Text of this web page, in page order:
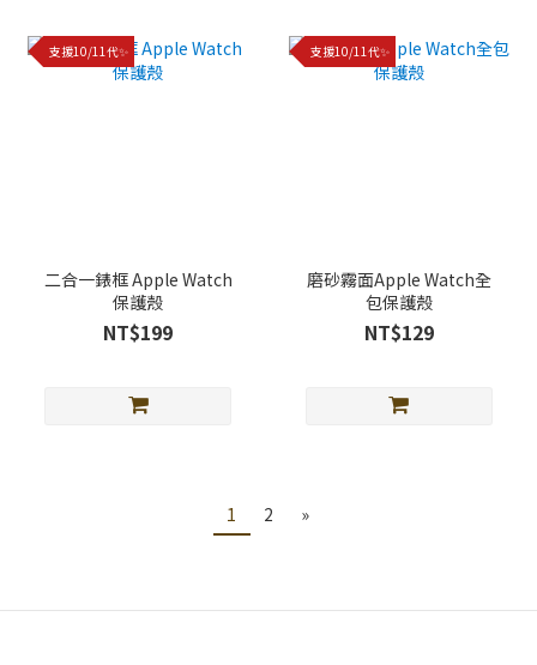
支援10/11代✨
二合一錶框 Apple Watch
保護殼
NT$199
支援10/11代✨
磨砂霧面Apple Watch全
包保護殼
NT$129
1 2 »